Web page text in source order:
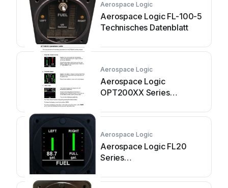
Aerospace Logic
Aerospace Logic FL-100-5
Technisches Datenblatt
Aerospace Logic
Aerospace Logic
OPT200XX Series
Aerospace Logic
Aerospace Logic FL20
Series